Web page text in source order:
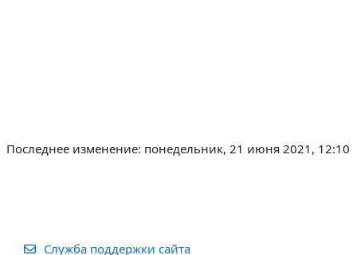
Последнее изменение: понедельник, 21 июня 2021, 12:10
Служба поддержки сайта